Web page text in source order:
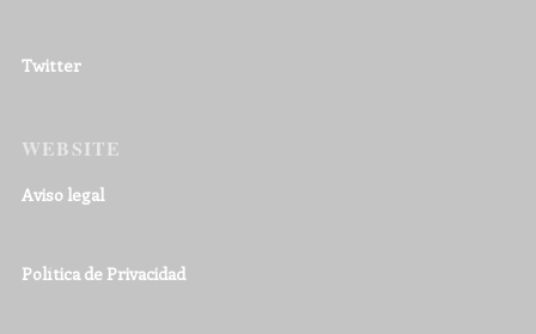
Twitter
WEBSITE
Aviso legal
Política de Privacidad